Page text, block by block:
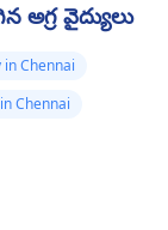
వైద్యులు
Chennai
Chennai